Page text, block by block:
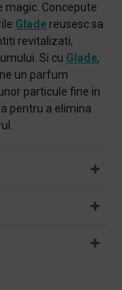
magic. Concepute
Glade reusesc sa
revitalizati,
Si cu Glade,
un parfum
particule fine in
pentru a elimina